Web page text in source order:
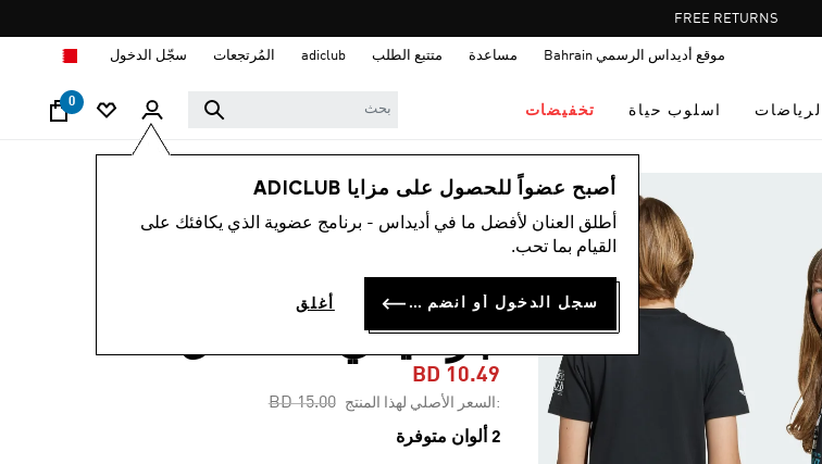
Pause
promotion
FREE RETURNS
موقع أديداس الرسمي Bahrain مساعدة متتبع الطلب adiclub المُرتجعات سجّل الدخول
الرياضات اسلوب حياة تخفيضات
0
أصبح عضواً للحصول على مزايا ADICLUB
أطلق العنان لأفضل ما في أديداس - برنامج عضوية الذي يكافئك على
القيام بما تحب.
سجل الدخول أو انضم الآن أغلق
الأطفال الملابس
تيشيرت ذات تصميم
جرافيكي للأطفال
BD 10.49
:السعر الأصلي لهذا المنتج Price reduced from
BD 15.00
to
2 ألوان متوفرة